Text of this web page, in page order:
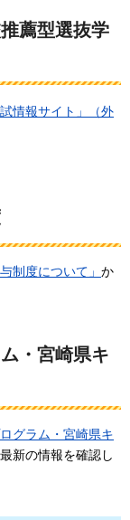
薦型選抜学
情報サイト」（外
制度について」 か
・宮崎県キ
グラム・宮崎県キ
新の情報を確認し